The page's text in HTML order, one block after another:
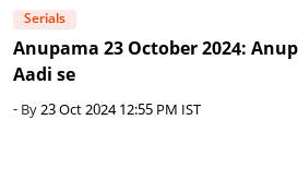
Serials
Anupama 23 October 2024:
Aadi se
- By23 Oct 2024 12:55 PM IST